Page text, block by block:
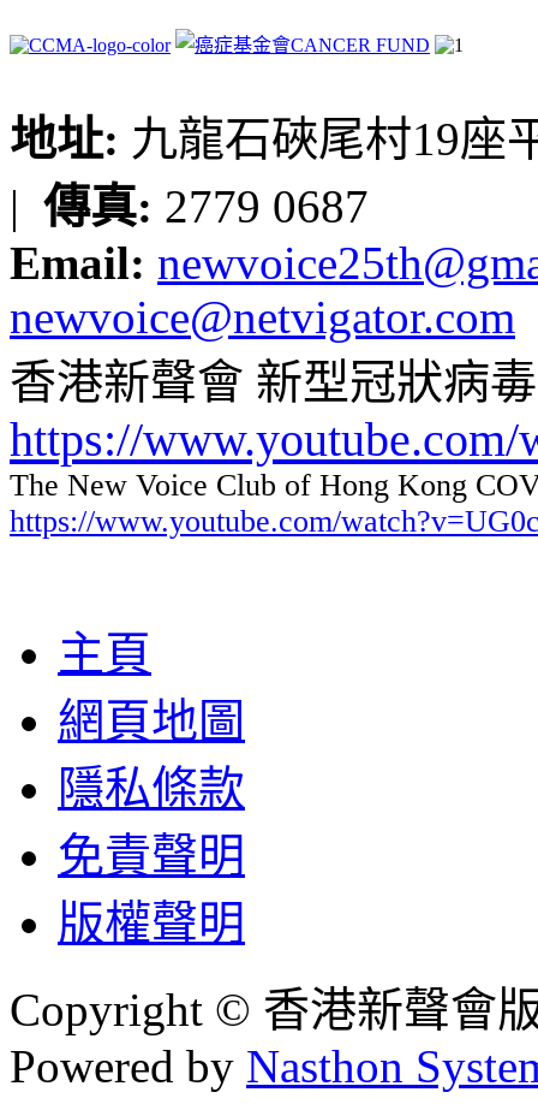
地址: 九龍石硤尾村19座
| 傳真: 2779 0687
Email:
newvoice@netvigator.com
香港新聲會 新型冠狀病
https://
The New Voice Club of Hong Kong
https://www.youtube.com/
主頁
網頁地圖
隱私條款
免責聲明
版權聲明
Copyright © 香港新聲會
Powered by Nasthon